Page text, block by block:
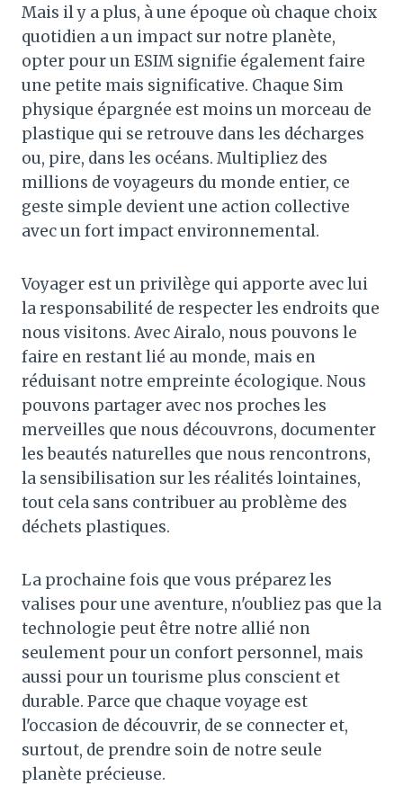
Mais il y a plus, à une époque où chaque choix
quotidien a un impact sur notre planète,
opter pour un ESIM signifie également faire
une petite mais significative. Chaque Sim
physique épargnée est moins un morceau de
plastique qui se retrouve dans les décharges
ou, pire, dans les océans. Multipliez des
millions de voyageurs du monde entier, ce
geste simple devient une action collective
avec un fort impact environnemental.
Voyager est un privilège qui apporte avec lui
la responsabilité de respecter les endroits que
nous visitons. Avec Airalo, nous pouvons le
faire en restant lié au monde, mais en
réduisant notre empreinte écologique. Nous
pouvons partager avec nos proches les
merveilles que nous découvrons, documenter
les beautés naturelles que nous rencontrons,
la sensibilisation sur les réalités lointaines,
tout cela sans contribuer au problème des
déchets plastiques.
La prochaine fois que vous préparez les
valises pour une aventure, n'oubliez pas que la
technologie peut être notre allié non
seulement pour un confort personnel, mais
aussi pour un tourisme plus conscient et
durable. Parce que chaque voyage est
l'occasion de découvrir, de se connecter et,
surtout, de prendre soin de notre seule
planète précieuse.